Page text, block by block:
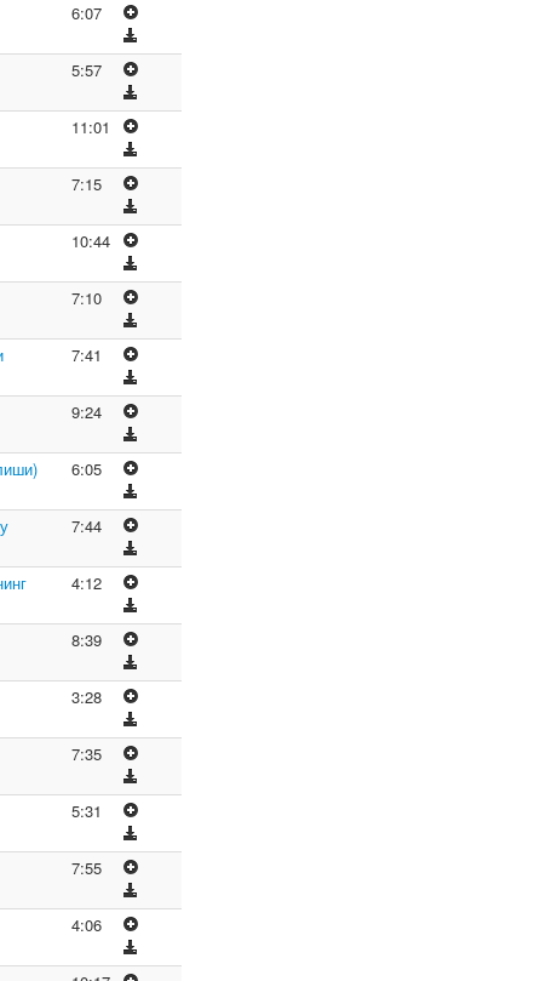
6:07
5:57
11:01
7:15
10:44
7:10
7:41
9:24
6:05
7:44
4:12
8:39
3:28
7:35
5:31
7:55
4:06